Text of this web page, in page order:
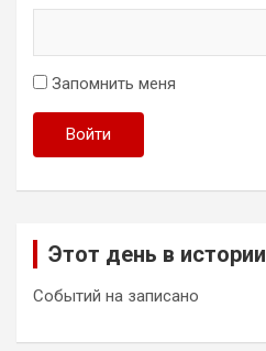
Запомнить меня
Войти
Этот день в истории
Событий на записано